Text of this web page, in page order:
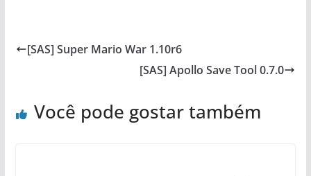
[SAS] Super Mario War 1.10r6
[SAS] Apollo Save Tool 0.7.0
Você pode gostar também